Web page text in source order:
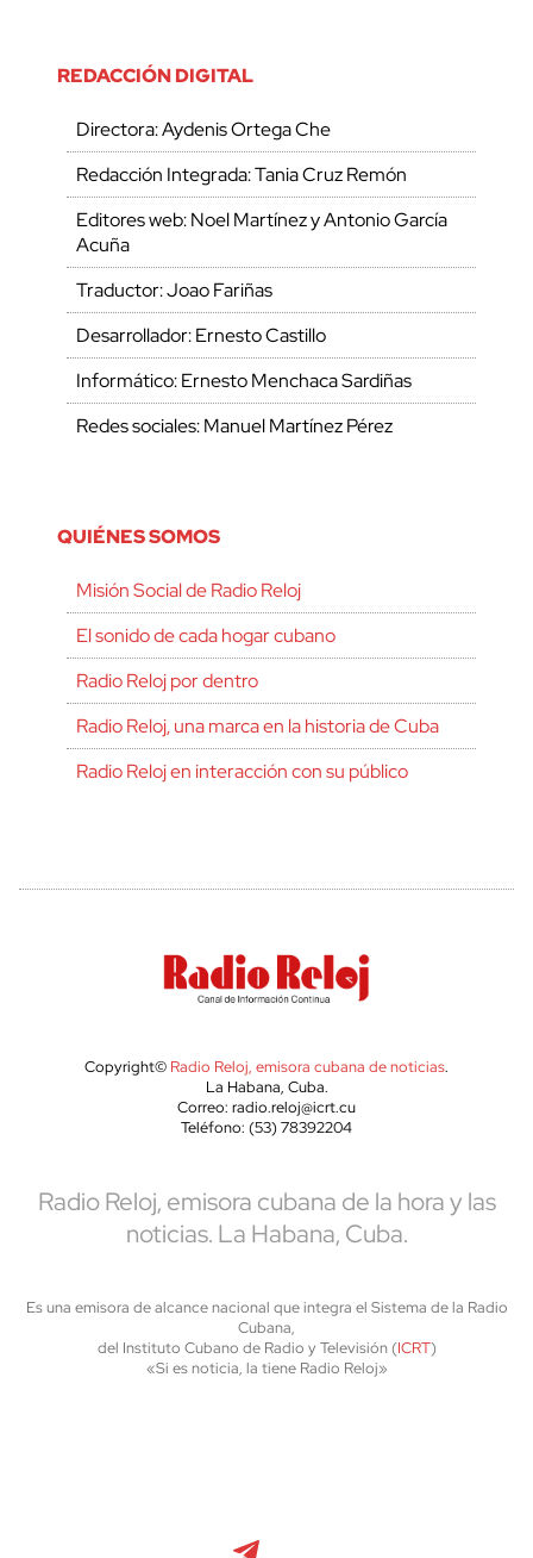
REDACCIÓN DIGITAL
Directora: Aydenis Ortega Che
Redacción Integrada: Tania Cruz Remón
Editores web: Noel Martínez y Antonio García
Acuña
Traductor: Joao Fariñas
Desarrollador: Ernesto Castillo
Informático: Ernesto Menchaca Sardiñas
Redes sociales: Manuel Martínez Pérez
QUIÉNES SOMOS
Misión Social de Radio Reloj
El sonido de cada hogar cubano
Radio Reloj por dentro
Radio Reloj, una marca en la historia de Cuba
Radio Reloj en interacción con su público
Copyright© Radio Reloj, emisora cubana de noticias.
La Habana, Cuba.
Correo: radio.reloj@icrt.cu
Teléfono: (53) 78392204
Radio Reloj, emisora cubana de la hora y las
noticias. La Habana, Cuba.
Es una emisora de alcance nacional que integra el Sistema de la Radio
Cubana,
del Instituto Cubano de Radio y Televisión (ICRT)
«Si es noticia, la tiene Radio Reloj»